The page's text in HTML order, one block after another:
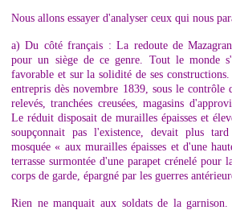
Nous allons essayer d'analyser ceux qui nous
a) Du côté français : La redoute de
pour un siège de ce genre. Tout le monde
favorable et sur la solidité de ses
entrepris dès novembre 1839, sous le
relevés, tranchées creusées, magasins
Le réduit disposait de murailles épaisses et
soupçonnait pas l'existence, devait plus
mosquée « aux murailles épaisses et d'une
terrasse surmontée d'une parapet crénelé pour
corps de garde, épargné par les guerres
Rien ne manquait aux soldats de la